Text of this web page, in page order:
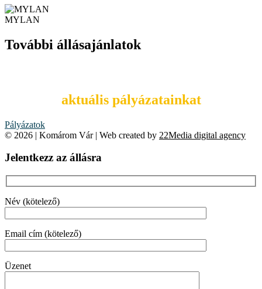
MYLAN
További állásajánlatok
aktuális pályázatainkat
Pályázatok
© 2026 | Komárom Vár | Web created by 22Media digital agency
Jelentkezz az állásra
Név (kötelező)
Email cím (kötelező)
Üzenet